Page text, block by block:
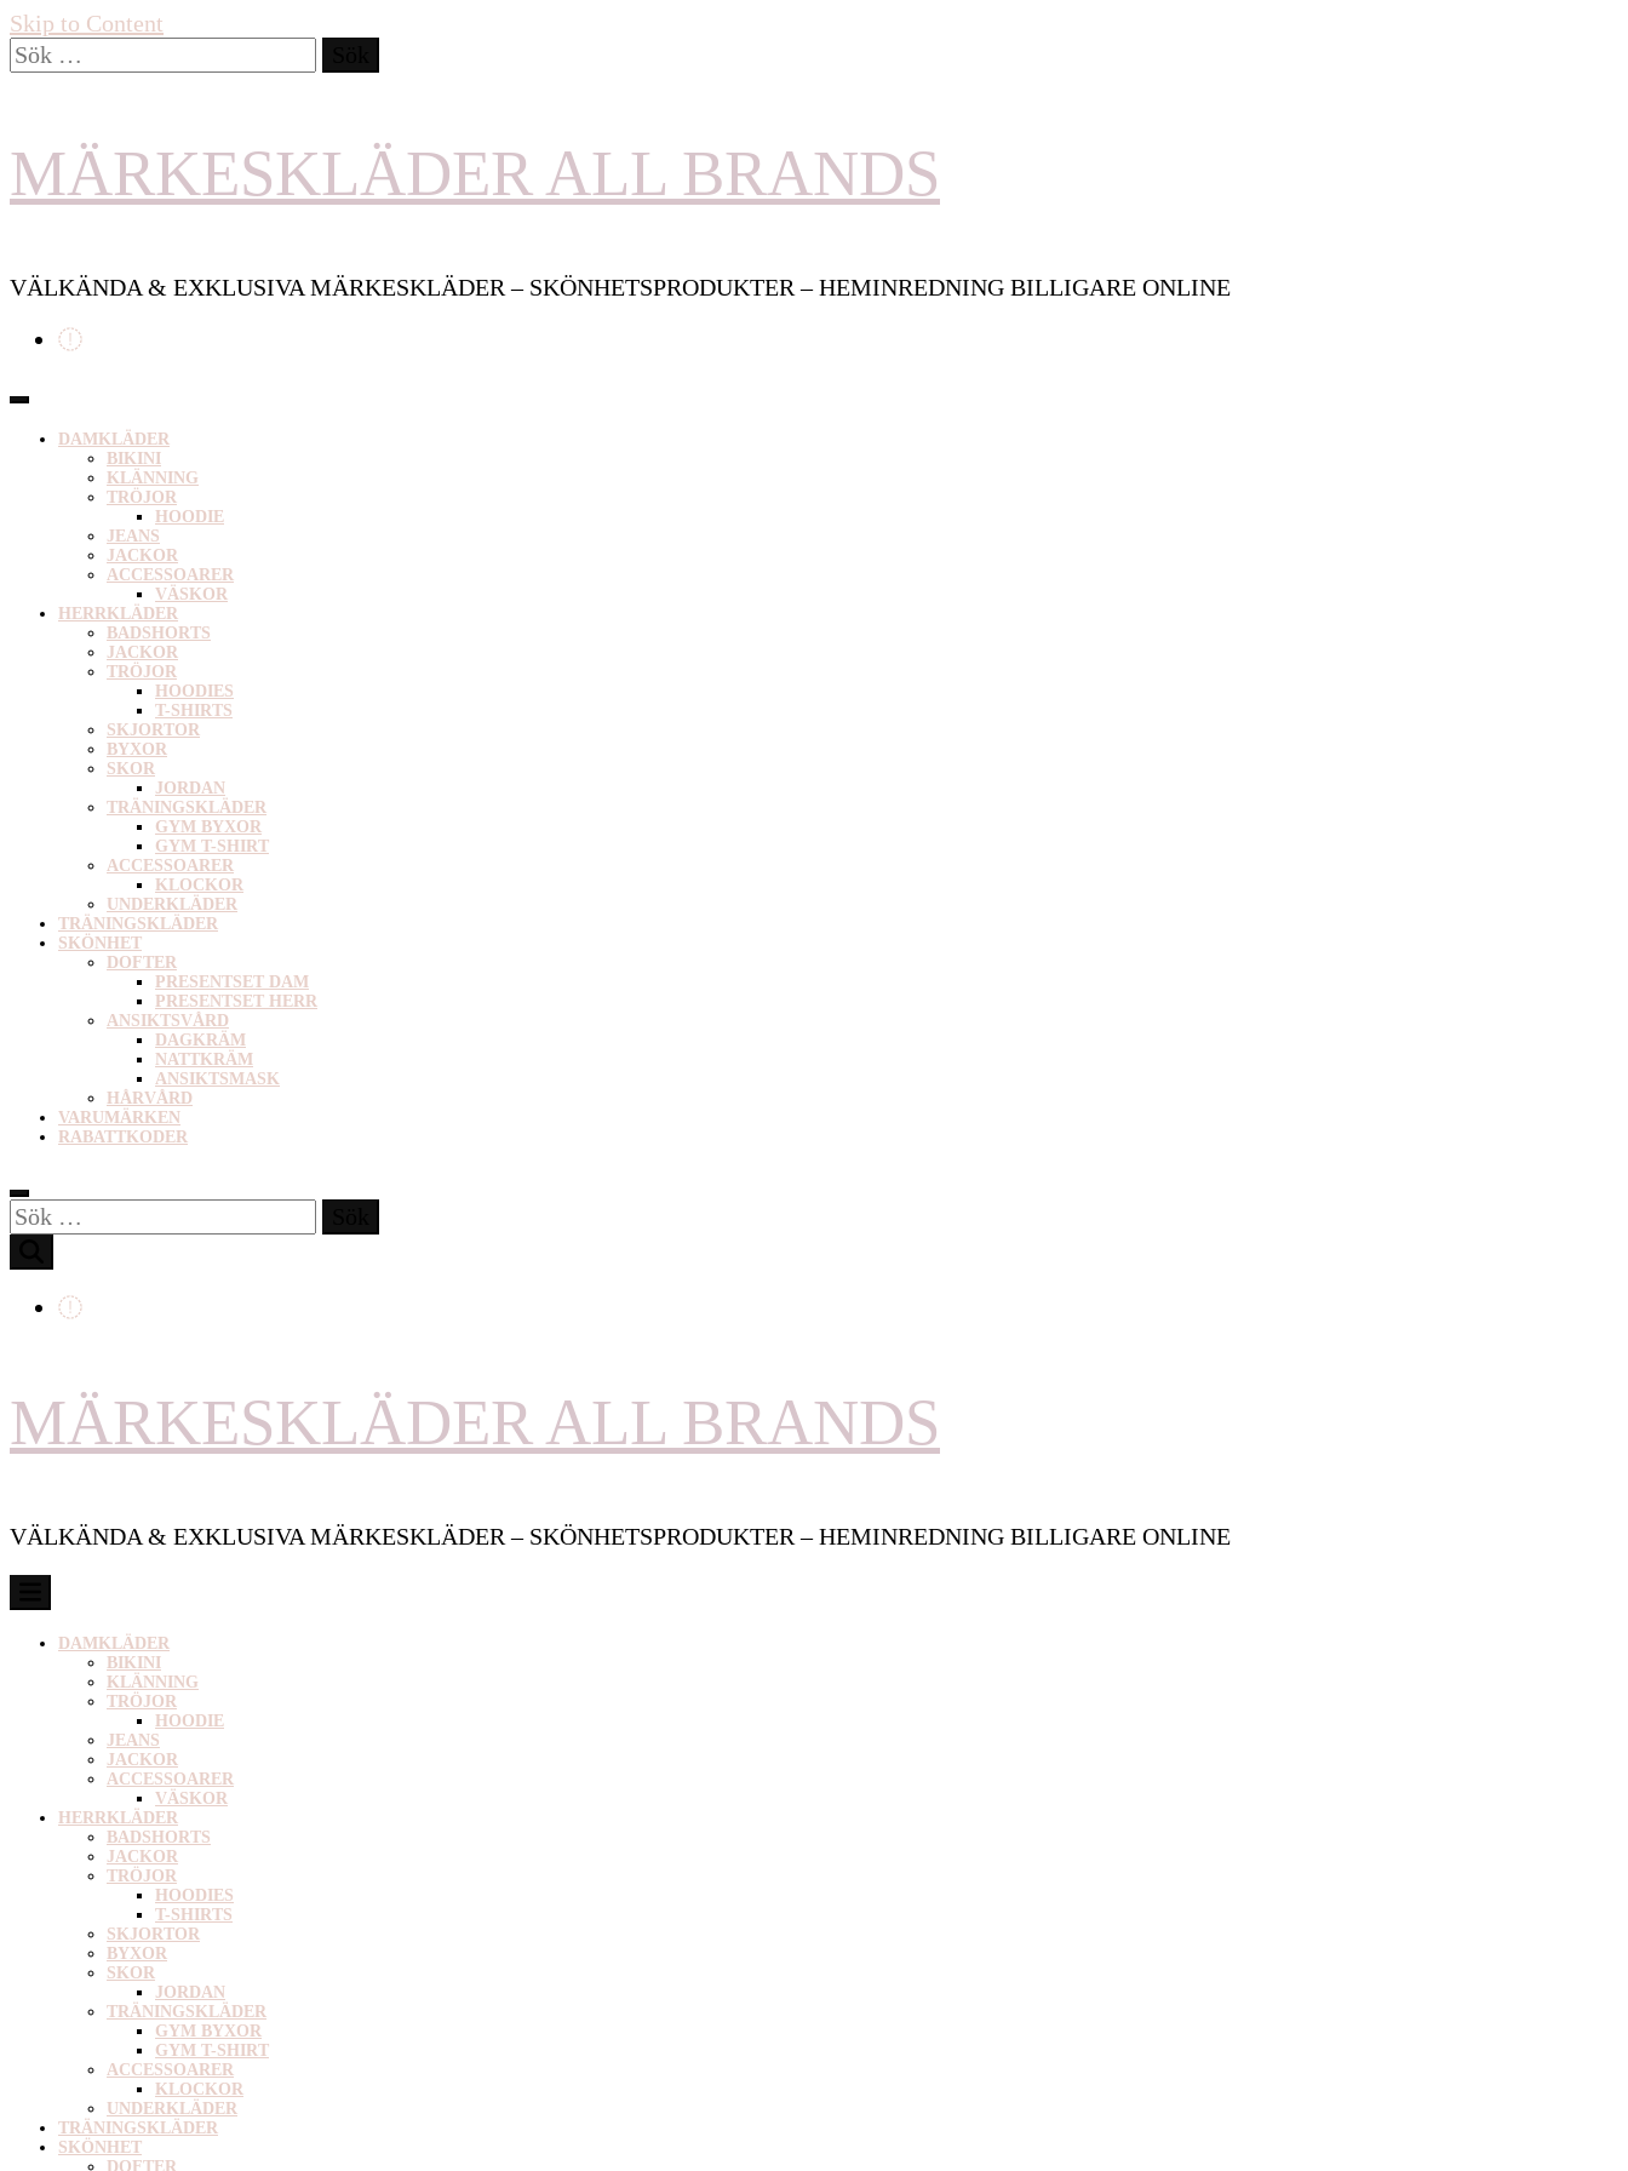
Skip to Content
Sök
efter:
MÄRKESKLÄDER ALL BRANDS
VÄLKÄNDA & EXKLUSIVA MÄRKESKLÄDER – SKÖNHETSPRODUKTER – HEMINREDNING BILLIGARE ONLINE
DAMKLÄDER
BIKINI
KLÄNNING
TRÖJOR
HOODIE
JEANS
JACKOR
ACCESSOARER
VÄSKOR
HERRKLÄDER
BADSHORTS
JACKOR
TRÖJOR
HOODIES
T-SHIRTS
SKJORTOR
BYXOR
SKOR
JORDAN
TRÄNINGSKLÄDER
GYM BYXOR
GYM T-SHIRT
ACCESSOARER
KLOCKOR
UNDERKLÄDER
TRÄNINGSKLÄDER
SKÖNHET
DOFTER
PRESENTSET DAM
PRESENTSET HERR
ANSIKTSVÅRD
DAGKRÄM
NATTKRÄM
ANSIKTSMASK
HÅRVÅRD
VARUMÄRKEN
RABATTKODER
Sök
efter:
MÄRKESKLÄDER ALL BRANDS
VÄLKÄNDA & EXKLUSIVA MÄRKESKLÄDER – SKÖNHETSPRODUKTER – HEMINREDNING BILLIGARE ONLINE
DAMKLÄDER
BIKINI
KLÄNNING
TRÖJOR
HOODIE
JEANS
JACKOR
ACCESSOARER
VÄSKOR
HERRKLÄDER
BADSHORTS
JACKOR
TRÖJOR
HOODIES
T-SHIRTS
SKJORTOR
BYXOR
SKOR
JORDAN
TRÄNINGSKLÄDER
GYM BYXOR
GYM T-SHIRT
ACCESSOARER
KLOCKOR
UNDERKLÄDER
TRÄNINGSKLÄDER
SKÖNHET
DOFTER